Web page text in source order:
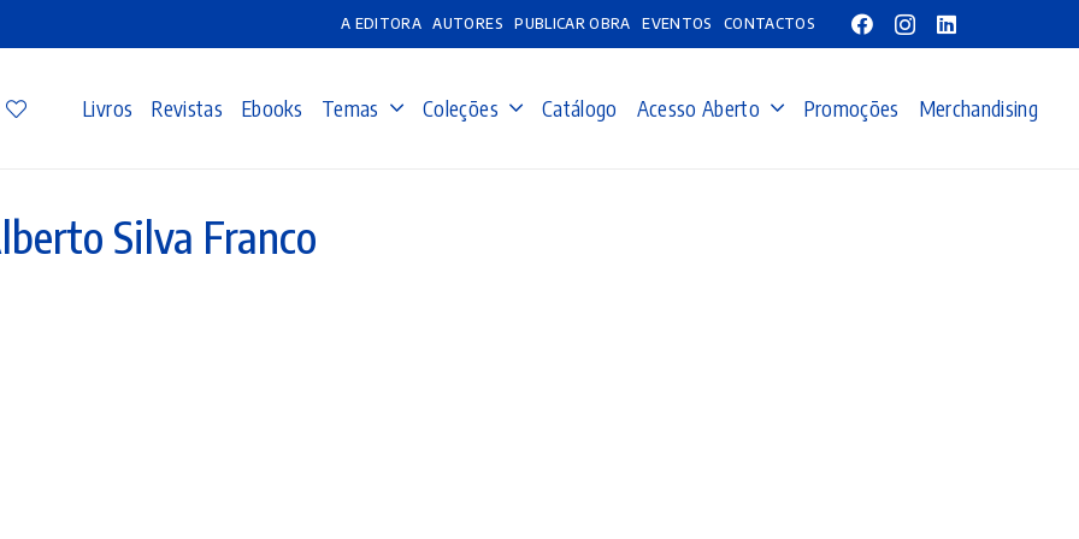
A EDITORA AUTORES PUBLICAR OBRA EVENTOS CONTACTOS
Livros Revistas Ebooks Temas Coleções Catálogo Acesso Aberto Promoções Merchandising
Silva Franco